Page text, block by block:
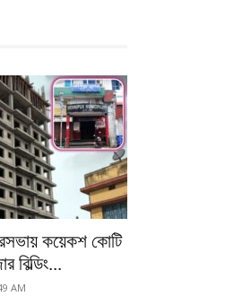
কয়েকশ কোটি
বিল্ডিং...
AM